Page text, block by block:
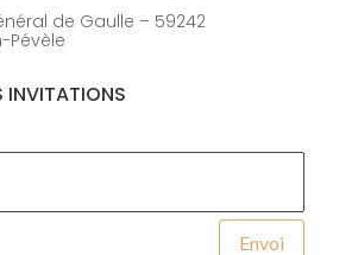
de Gaulle – 59242
Pévèle
INVITATIONS
Envoi